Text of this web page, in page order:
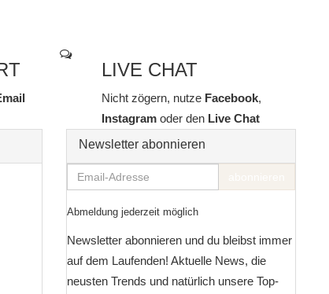
LIVE CHAT
Nicht zögern, nutze Facebook,
Instagram oder denLive Chat
Newsletter abonnieren
Email-
Adresse
Abmeldung jederzeit möglich
Newsletter abonnieren und du bleibst immer
auf dem Laufenden! Aktuelle News, die
neusten Trends und natürlich unsere Top-